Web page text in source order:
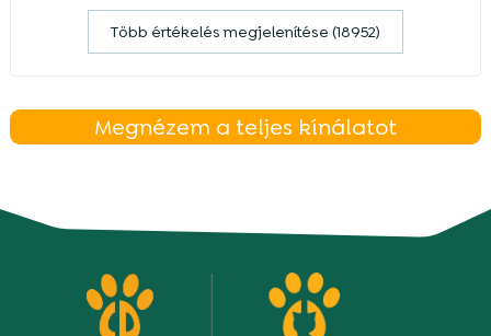
Több értékelés megjelenítése (18952)
Megnézem a teljes kínálatot